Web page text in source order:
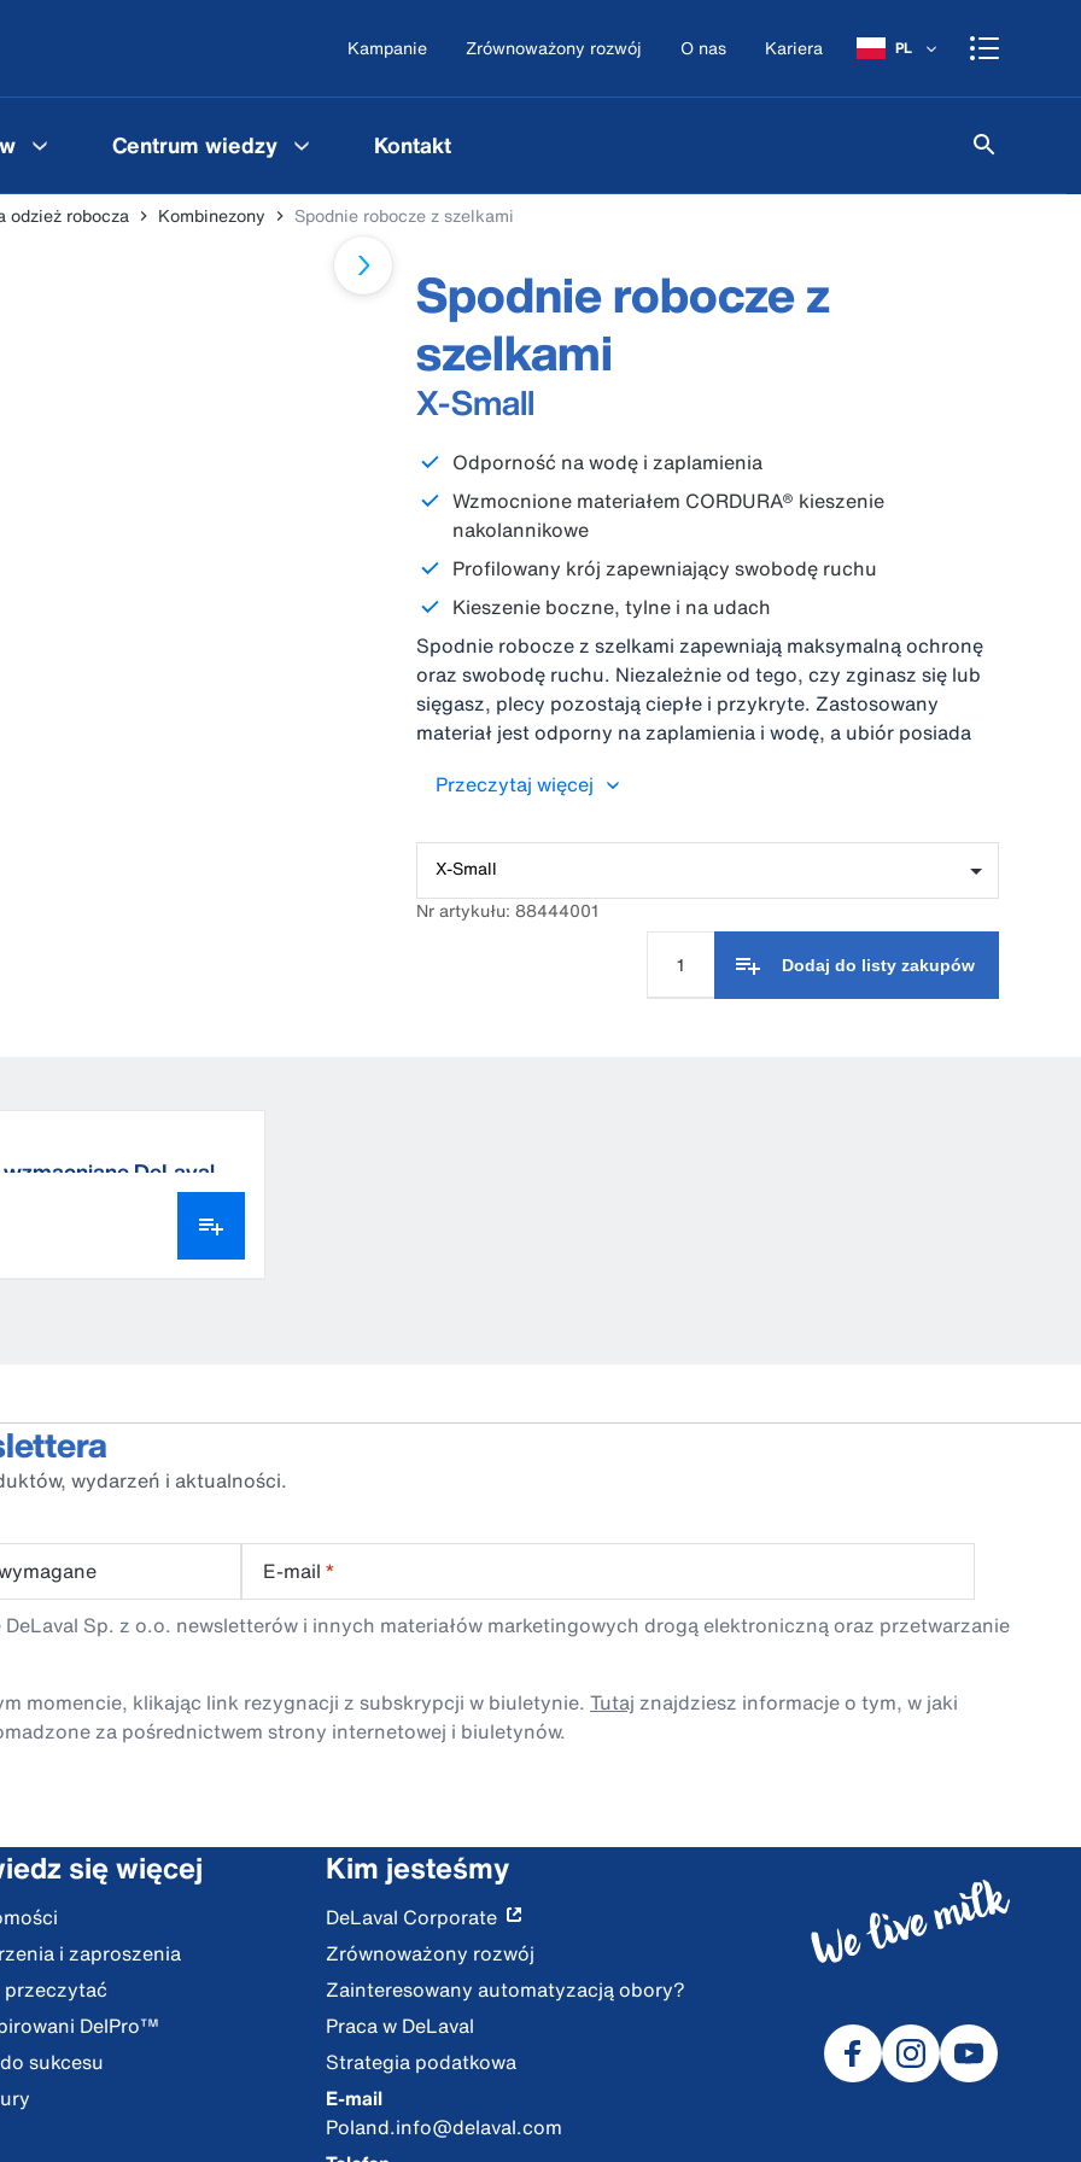
Kampanie Zrównoważony rozwój O nas Kariera PL
Centrum wiedzy Kontakt
odzież robocza Kombinezony Spodnie robocze z szelkami
Spodnie robocze z
szelkami
X-Small
Odporność na wodę i zaplamienia
Wzmocnione materiałem CORDURA® kieszenie
nakolannikowe
Profilowany krój zapewniający swobodę ruchu
Kieszenie boczne, tylne i na udach
Spodnie robocze z szelkami zapewniają maksymalną ochronę
oraz swobodę ruchu. Niezależnie od tego, czy zginasz się lub
sięgasz, plecy pozostają ciepłe i przykryte. Zastosowany
materiał jest odporny na zaplamienia i wodę, a ubiór posiada
z dostępem od góry. Ergonomiczny krój zapewnia swobodę
dodatkowym paskom elastycznym.
Przeczytaj więcej
X-Small
Nr artykułu: 88444001
Dodaj do listy zakupów
DeLaval
wydarzeń i aktualności.
E-mail *
Sp. z o.o. newsletterów i innych materiałów marketingowych drogą elektroniczną oraz przetwarzanie
momencie, klikając link rezygnacji z subskrypcji w biuletynie. Tutaj znajdziesz informacje o tym, w jaki
za pośrednictwem strony internetowej i biuletynów.
się więcej
i zaproszenia
przeczytać
DelPro™
sukcesu
Kim jesteśmy
DeLaval Corporate
Zrównoważony rozwój
Zainteresowany automatyzacją obory?
Praca w DeLaval
Strategia podatkowa
E-mail
Poland.info@delaval.com